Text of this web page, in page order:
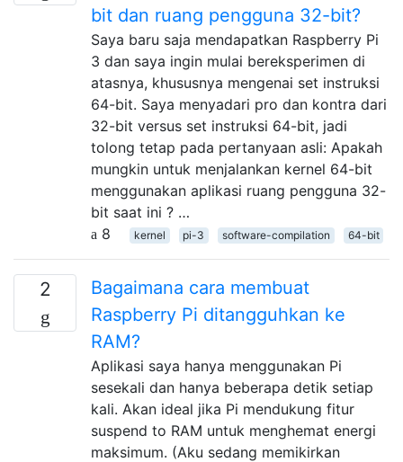
bit dan ruang pengguna 32-bit?
Saya baru saja mendapatkan Raspberry Pi
3 dan saya ingin mulai bereksperimen di
atasnya, khususnya mengenai set instruksi
64-bit. Saya menyadari pro dan kontra dari
32-bit versus set instruksi 64-bit, jadi
tolong tetap pada pertanyaan asli: Apakah
mungkin untuk menjalankan kernel 64-bit
menggunakan aplikasi ruang pengguna 32-
bit saat ini ? …
8
kernel pi-3 software-compilation 64-bit
2
Bagaimana cara membuat
Raspberry Pi ditangguhkan ke
RAM?
Aplikasi saya hanya menggunakan Pi
sesekali dan hanya beberapa detik setiap
kali. Akan ideal jika Pi mendukung fitur
suspend to RAM untuk menghemat energi
maksimum. (Aku sedang memikirkan